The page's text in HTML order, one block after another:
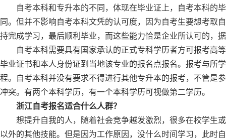
自考本科和专升本的不同，体现在毕业证上，自考本科的
同。但并不影响自考本科文凭的认可度，因为自考生要想考取
持完成学习，最后顺利毕业，而这些能力恰是企业所认可的，
自考本科需要具有国家承认的正式专科学历者方可报考高
毕业证书和本人身份证到当地该专业的报名点报名。报考与所
程。自考本科并没有要求不得进行其他专升本的报考，不管是
冲突。有两个本科学历，有一个本科学历可视做第二学历。
浙江自考报名适合什么人群？
想提升自我的人，随着社会竞争越发激烈，很多在校学生
以外的其他技能。但是因为工作原因，没什么时间学习，此时